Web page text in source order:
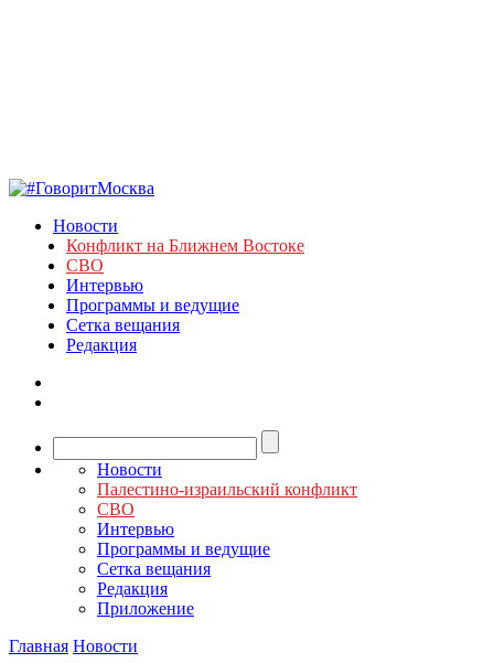
Новости
Конфликт на Ближнем Востоке
СВО
Интервью
Программы и ведущие
Сетка вещания
Редакция
Новости
Палестино-израильский конфликт
СВО
Интервью
Программы и ведущие
Сетка вещания
Редакция
Приложение
Главная Новости